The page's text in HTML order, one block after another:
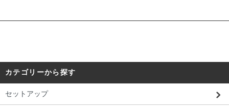
カテゴリーから探す
セットアップ